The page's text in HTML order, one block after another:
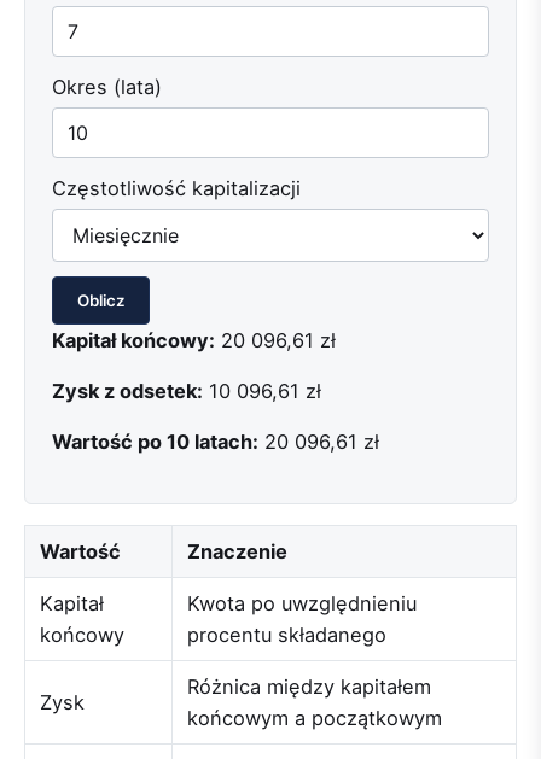
Okres (lata)
Częstotliwość kapitalizacji
Oblicz
Kapitał końcowy: 20 096,61 zł
Zysk z odsetek: 10 096,61 zł
Wartość po 10 latach: 20 096,61 zł
Wartość Znaczenie
Kapitał
końcowy
Kwota po uwzględnieniu
procentu składanego
Zysk
Różnica między kapitałem
końcowym a początkowym